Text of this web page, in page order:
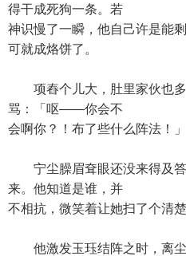
得干成死狗一条。若
神识慢了一瞬，他自己许是能
可就成烙饼了。
项舂个儿大，肚里家伙也多
骂：「呕——你会不
会啊你？！布了些什么阵法！」
宁尘臊眉耷眼还没来得及答
来。他知道是谁，并
不相抗，微笑着让她扫了个清楚
他激发玉珏结阵之时，离尘